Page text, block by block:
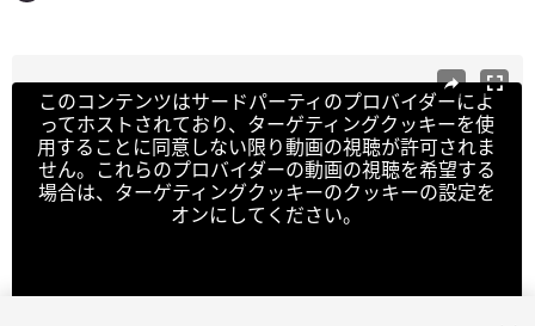
このコンテンツはサードパーティのプロバイダーによ
ってホストされており、ターゲティングクッキーを使
用することに同意しない限り動画の視聴が許可されま
せん。これらのプロバイダーの動画の視聴を希望する
場合は、ターゲティングクッキーのクッキーの設定を
オンにしてください。